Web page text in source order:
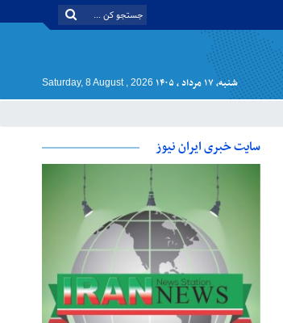
شنبه, ۱۷ مرداد , ۱۴۰۵ Saturday, 8 August , 2026
سایت خبری ایران نیوز